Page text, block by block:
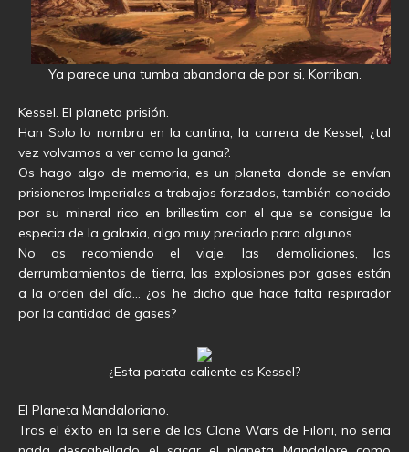
Ya parece una tumba abandona de por si, Korriban.
Kessel. El planeta prisión.
Han Solo lo nombra en la cantina, la carrera de Kessel, ¿tal
vez volvamos a ver como la gana?.
Os hago algo de memoria, es un planeta donde se envían
prisioneros Imperiales a trabajos forzados, también conocido
por su mineral rico en brillestim con el que se consigue la
especia de la galaxia, algo muy preciado para algunos.
No os recomiendo el viaje, las demoliciones, los
derrumbamientos de tierra, las explosiones por gases están
a la orden del día… ¿os he dicho que hace falta respirador
por la cantidad de gases?
¿Esta patata caliente es Kessel?
El Planeta Mandaloriano.
Tras el éxito en la serie de las Clone Wars de Filoni, no seria